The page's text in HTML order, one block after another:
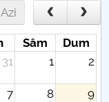
Azi
Sâm
Dum
31 1 2
7 8 9